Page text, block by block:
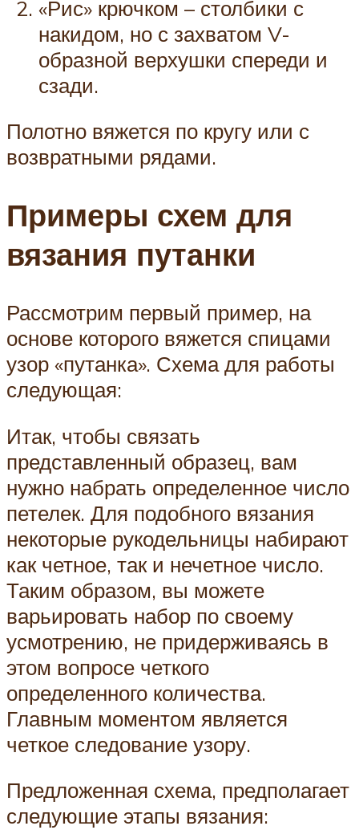
«Рис» крючком – столбики с
накидом, но с захватом V-
образной верхушки спереди и
сзади.
Полотно вяжется по кругу или с
возвратными рядами.
Примеры схем для
вязания путанки
Рассмотрим первый пример, на
основе которого вяжется спицами
узор «путанка». Схема для работы
следующая:
Итак, чтобы связать
представленный образец, вам
нужно набрать определенное число
петелек. Для подобного вязания
некоторые рукодельницы набирают
как четное, так и нечетное число.
Таким образом, вы можете
варьировать набор по своему
усмотрению, не придерживаясь в
этом вопросе четкого
определенного количества.
Главным моментом является
четкое следование узору.
Предложенная схема, предполагает
следующие этапы вязания: